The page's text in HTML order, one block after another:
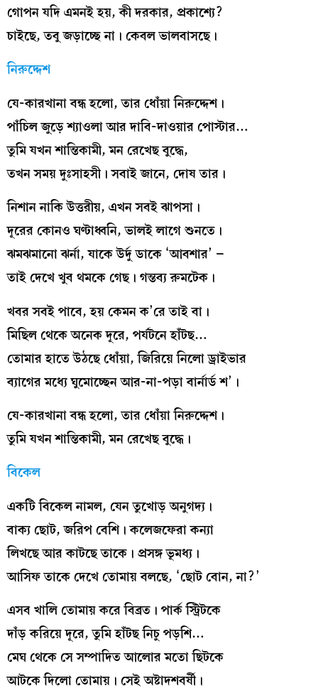
গোপন যদি এমনই হয়, কী দরকার, প্রকাশ্যে?
চাইছে, তবু জড়াচ্ছে না। কেবল ভালবাসছে।
নিরুদ্দেশ
যে-কারখানা বন্ধ হলো, তার ধোঁয়া নিরুদ্দেশ।
পাঁচিল জুড়ে শ্যাওলা আর দাবি-দাওয়ার পোস্টার…
তুমি যখন শান্তিকামী, মন রেখেছ বুদ্ধে,
তখন সময় দুঃসাহসী। সবাই জানে, দোষ তার।
নিশান নাকি উত্তরীয়, এখন সবই ঝাপসা।
দূরের কোনও ঘণ্টাধ্বনি, ভালই লাগে শুনতে।
ঝমঝমানো ঝর্না, যাকে উর্দু ডাকে ‘আবশার’ –
তাই দেখে খুব থমকে গেছ। গন্তব্য রুমটেক।
খবর সবই পাবে, হয় কেমন ক’রে তাই বা।
মিছিল থেকে অনেক দূরে, পর্যটনে হাঁটছ…
তোমার হাতে উঠছে ধোঁয়া, জিরিয়ে নিলো ড্রাইভার
ব্যাগের মধ্যে ঘুমোচ্ছেন আর-না-পড়া বার্নার্ড শ’।
যে-কারখানা বন্ধ হলো, তার ধোঁয়া নিরুদ্দেশ।
তুমি যখন শান্তিকামী, মন রেখেছ বুদ্ধে।
বিকেল
একটি বিকেল নামল, যেন তুখোড় অনুগদ্য।
বাক্য ছোট, জরিপ বেশি। কলেজফেরা কন্যা
লিখছে আর কাটছে তাকে। প্রসঙ্গ ভূমধ্য।
আসিফ তাকে দেখে তোমায় বলছে, ‘ছোট বোন, না?’
এসব খালি তোমায় করে বিব্রত। পার্ক স্ট্রিটকে
দাঁড় করিয়ে দূরে, তুমি হাঁটছ নিচু পড়শি…
মেঘ থেকে সে সম্পাদিত আলোর মতো ছিটকে
আটকে দিলো তোমায়। সেই অষ্টাদশবর্ষী।